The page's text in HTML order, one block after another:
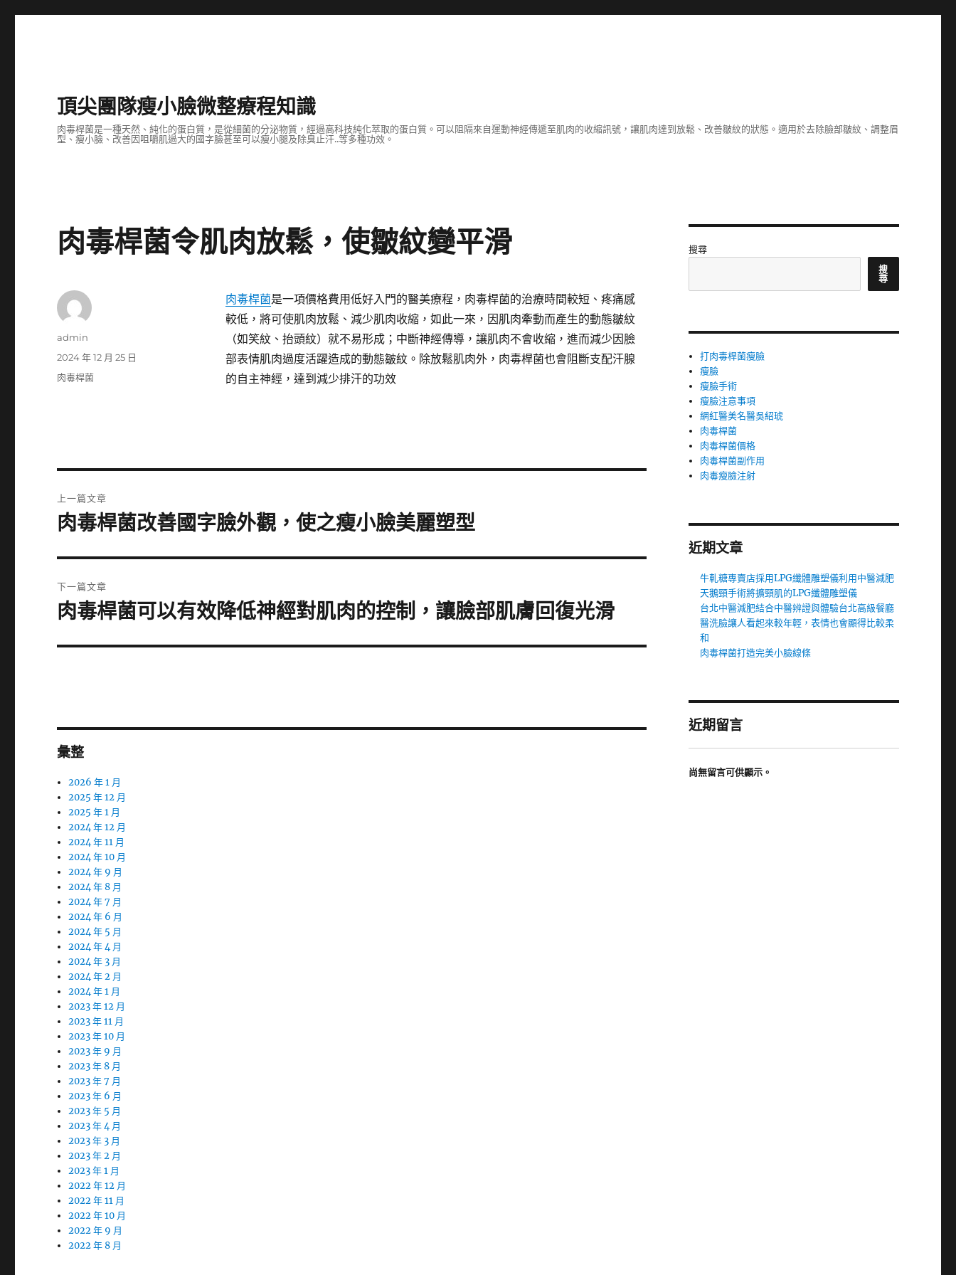
頂尖團隊瘦小臉微整療程知識
肉毒桿菌是一種天然、純化的蛋白質，是從細菌的分泌物質，經過高科技純化萃取的蛋白質。可以阻隔來自運動神經傳遞至肌肉的收縮訊號，讓肌肉達到放鬆、改善皺紋的狀態。適用於去除臉部皺紋、調整眉
型、瘦小臉、改善因咀嚼肌過大的國字臉甚至可以瘦小腿及除臭止汗..等多種功效。
肉毒桿菌令肌肉放鬆，使皺紋變平滑
肉毒桿菌是一項價格費用低好入門的醫美療程，肉毒桿菌的治療時間較短、疼痛感
較低，將可使肌肉放鬆、減少肌肉收縮，如此一來，因肌肉牽動而產生的動態皺紋
（如笑紋、抬頭紋）就不易形成；中斷神經傳導，讓肌肉不會收縮，進而減少因臉
部表情肌肉過度活躍造成的動態皺紋。除放鬆肌肉外，肉毒桿菌也會阻斷支配汗腺
的自主神經，達到減少排汗的功效
作
admin
發
佈
2024 年 12 月 25 日
分
肉毒桿菌
章
上一篇文章
上
篇
文
章:
肉毒桿菌改善國字臉外觀，使之瘦小臉美麗塑型
下一篇文章
下
篇
肉毒桿菌可以有效降低神經對肌肉的控制，讓臉部肌膚回復光滑
彙整
2026 年 1 月
2025 年 12 月
2025 年 1 月
2024 年 12 月
2024 年 11 月
2024 年 10 月
2024 年 9 月
2024 年 8 月
2024 年 7 月
2024 年 6 月
2024 年 5 月
2024 年 4 月
2024 年 3 月
2024 年 2 月
2024 年 1 月
2023 年 12 月
2023 年 11 月
2023 年 10 月
2023 年 9 月
2023 年 8 月
2023 年 7 月
2023 年 6 月
2023 年 5 月
2023 年 4 月
2023 年 3 月
2023 年 2 月
2023 年 1 月
2022 年 12 月
2022 年 11 月
2022 年 10 月
2022 年 9 月
2022 年 8 月
搜尋
搜
尋
打肉毒桿菌瘦臉
瘦臉
瘦臉手術
瘦臉注意事項
網紅醫美名醫吳紹琥
肉毒桿菌
肉毒桿菌價格
肉毒桿菌副作用
肉毒瘦臉注射
近期文章
牛軋糖專賣店採用LPG纖體雕塑儀利用中醫減肥
天鵝頸手術將擴頸肌的LPG纖體雕塑儀
台北中醫減肥結合中醫辨證與體驗台北高級餐廳
醫洗臉讓人看起來較年輕，表情也會顯得比較柔
和
肉毒桿菌打造完美小臉線條
近期留言
尚無留言可供顯示。